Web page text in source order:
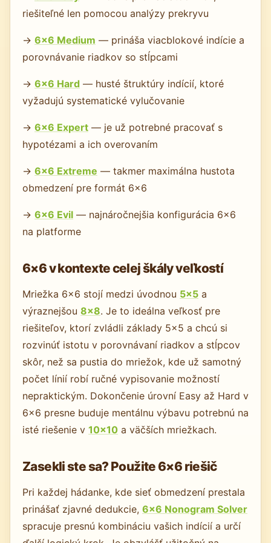
riešiteľné len pomocou analýzy prekryvu
→ 6×6 Medium — prináša viacblokové indície a
porovnávanie riadkov so stĺpcami
→ 6×6 Hard — husté štruktúry indícií, ktoré
vyžadujú systematické vylučovanie
→ 6×6 Expert — je už potrebné pracovať s
hypotézami a ich overovaním
→ 6×6 Extreme — takmer maximálna hustota
obmedzení pre formát 6×6
→ 6×6 Evil — najnáročnejšia konfigurácia 6×6
na platforme
6×6 v kontexte celej škály veľkostí
Mriežka 6×6 stojí medzi úvodnou 5×5 a
výraznejšou 8×8. Je to ideálna veľkosť pre
riešiteľov, ktorí zvládli základy 5×5 a chcú si
rozvinúť istotu v porovnávaní riadkov a stĺpcov
skôr, než sa pustia do mriežok, kde už samotný
počet línií robí ručné vypisovanie možností
nepraktickým. Dokončenie úrovní Easy až Hard v
6×6 presne buduje mentálnu výbavu potrebnú na
isté riešenie v 10×10 a väčších mriežkach.
Zasekli ste sa? Použite 6×6 riešič
Pri každej hádanke, kde sieť obmedzení prestala
prinášať zjavné dedukcie, 6×6 Nonogram Solver
spracuje presnú kombináciu vašich indícií a určí